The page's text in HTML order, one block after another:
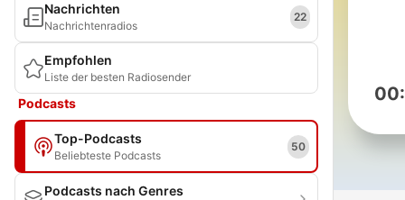
Nachrichten
Nachrichtenradios
22
Empfohlen
Liste der besten Radiosender
Podcasts
Top-Podcasts
Beliebteste Podcasts
50
Podcasts nach Genres